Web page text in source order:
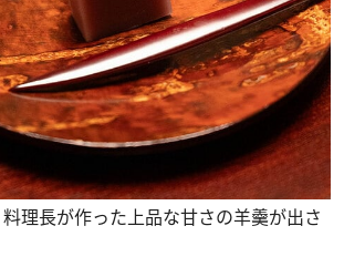
理長が作った上品な甘さの羊羹が出さ